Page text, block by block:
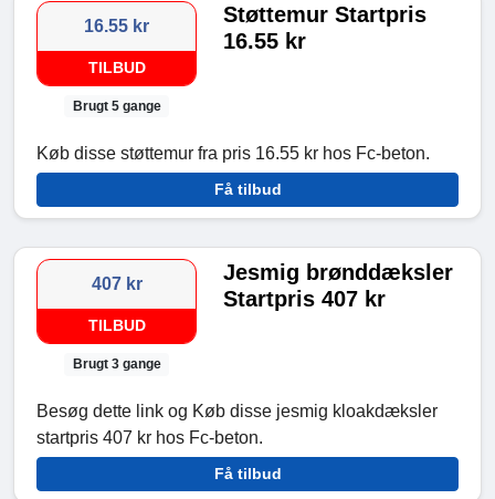
16.55 kr
TILBUD
Brugt 5 gange
Støttemur Startpris
16.55 kr
Køb disse støttemur fra pris 16.55 kr hos Fc-beton.
Få tilbud
407 kr
TILBUD
Brugt 3 gange
Jesmig brønddæksler
Startpris 407 kr
Besøg dette link og Køb disse jesmig kloakdæksler
startpris 407 kr hos Fc-beton.
Få tilbud